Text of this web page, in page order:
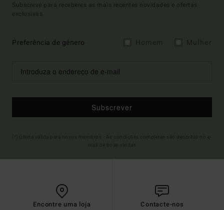
Subscreve para receberes as mais recentes novidades e ofertas
exclusivas.
Preferência de género
Subscrever
Encontre uma loja Contacte-nos